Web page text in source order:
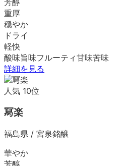
重厚
穏やか
ドライ
軽快
酸味旨味フルーティ甘味苦味
詳細を見る
人気 10位
冩楽
福島県 / 宮泉銘醸
華やか